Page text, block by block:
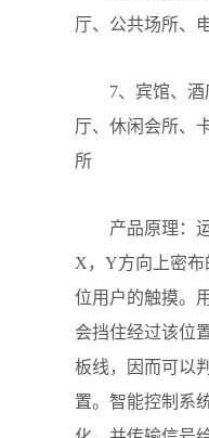
厅、公共场所、
7、宾馆、酒
厅、休闲会所、
所
产品原理：运
X，Y方向上密布
位用户的触摸。
会挡住经过该位
板线，因而可以
置。智能控制系